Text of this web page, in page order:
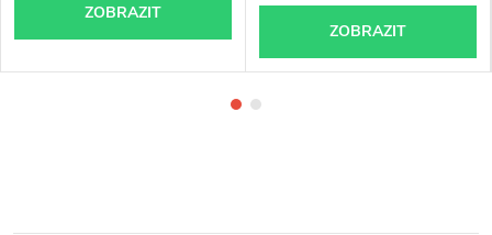
ZOBRAZIT
ZOBRAZIT